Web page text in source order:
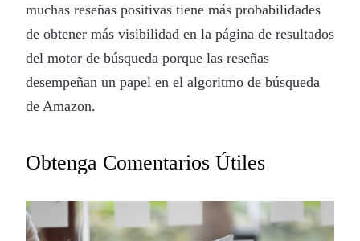
muchas reseñas positivas tiene más probabilidades
de obtener más visibilidad en la página de resultados
del motor de búsqueda porque las reseñas
desempeñan un papel en el algoritmo de búsqueda
de Amazon.
Obtenga Comentarios Útiles